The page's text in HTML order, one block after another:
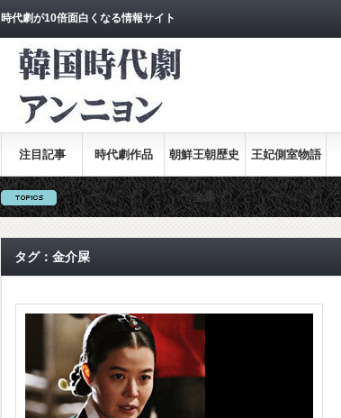
時代劇が10倍面白くなる情報サイト
注目記事 時代劇作品 朝鮮王朝歴史
全集
王妃側室物語
タグ：金介屎